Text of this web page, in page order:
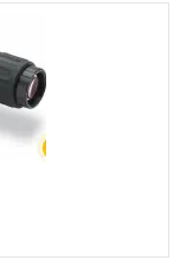
НЕМАЄ В НАЯВНОСТІ